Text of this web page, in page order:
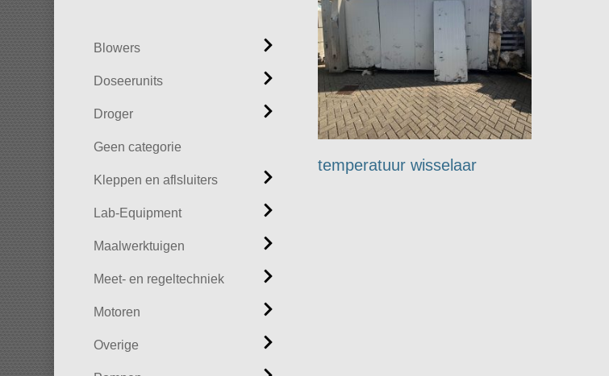
Blowers
Doseerunits
Droger
Geen categorie
Kleppen en aflsluiters
Lab-Equipment
Maalwerktuigen
Meet- en regeltechniek
Motoren
Overige
temperatuur wisselaar